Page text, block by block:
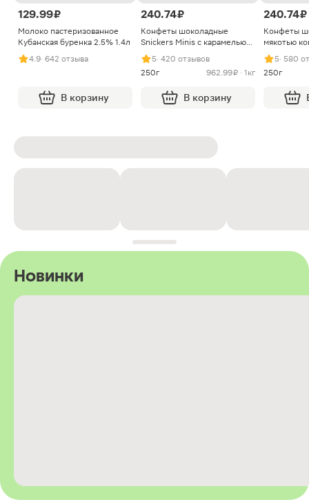
129.99 ₽
Молоко пастеризованное
Кубанская буренка 2.5% 1.4л
4.9· 642 отзыва
В корзину
240.74 ₽
Конфеты шоколадные
Snickers Minis с карамелью
арахисом и нугой
5· 420 отзывов
250г
962.99 ₽ · 1кг
В корзину
240.74 ₽
Конфеты
мякотью
5· 580
250г
Новинки